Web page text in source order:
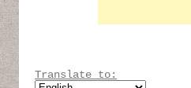
Translate to: